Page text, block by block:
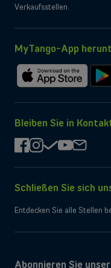
Mobilfunklösungen,
einem persönlichen
Verkaufsstellen.
MyTango-App
App
herunterladen
Bleiben Sie in
facebook
instagram
checkyoutube
mail
Schließen Sie sich
Entdecken Sie alle Stellen
Abonnieren Sie